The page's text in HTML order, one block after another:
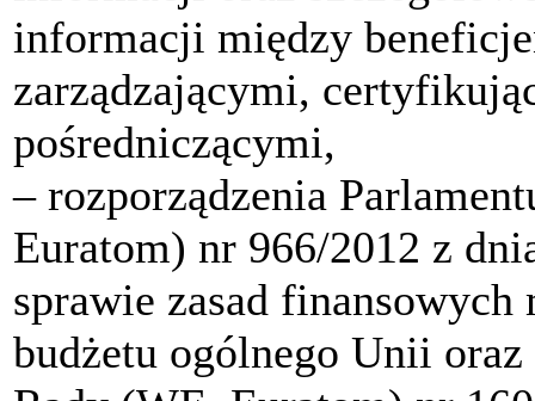
informacji między
zarządzającymi,
pośredniczącymi,
‒ rozporządzenia
Euratom) nr 966/2012 z
sprawie zasad finansowych
budżetu ogólnego Unii